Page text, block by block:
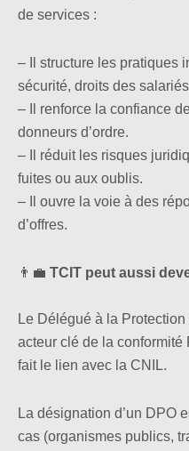
de services :
– Il structure les pratiques
sécurité, droits des
– Il renforce la confiance
donneurs d’ordre.
– Il réduit les risques
fuites ou aux oublis.
– Il ouvre la voie à des
d’offres.
👨‍💼 TCIT peut aussi
Le Délégué à la
acteur clé de la
fait le lien avec la CNIL.
La désignation d’un DPO
cas (organismes publics,